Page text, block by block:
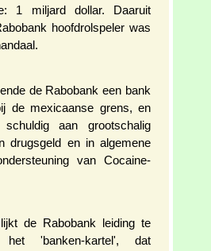
1 miljard dollar. Daaruit
hoofdrolspeler was
de Rabobank een bank
de mexicaanse grens, en
aan grootschalig
drugsgeld en in algemene
van Cocaine-
de Rabobank leiding te
'banken-kartel', dat